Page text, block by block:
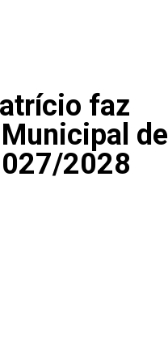
faz
de
2028